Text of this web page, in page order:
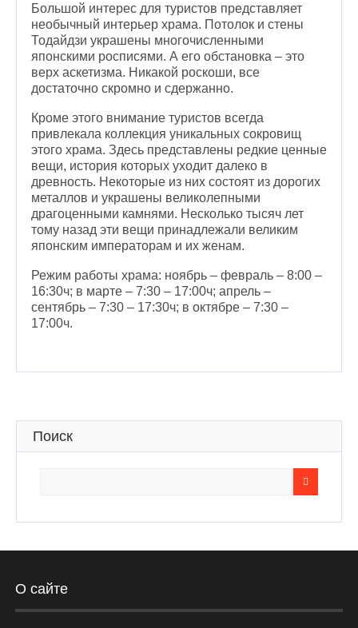
Большой интерес для туристов представляет
необычный интерьер храма. Потолок и стены
Тодайдзи украшены многочисленными
японскими росписями. А его обстановка – это
верх аскетизма. Никакой роскоши, все
достаточно скромно и сдержанно.
Кроме этого внимание туристов всегда
привлекала коллекция уникальных сокровищ
этого храма. Здесь представлены редкие ценные
вещи, история которых уходит далеко в
древность. Некоторые из них состоят из дорогих
металлов и украшены великолепными
драгоценными камнями. Несколько тысяч лет
тому назад эти вещи принадлежали великим
японским императорам и их женам.
Режим работы храма: ноябрь – февраль – 8:00 –
16:30ч; в марте – 7:30 – 17:00ч; апрель –
сентябрь – 7:30 – 17:30ч; в октябре – 7:30 –
17:00ч.
Поиск
О сайте